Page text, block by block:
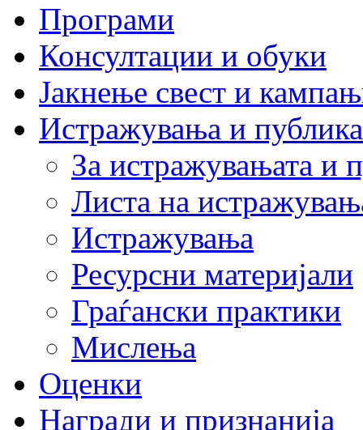
Програми
Консултации и обуки
Јакнење свест и
Истражувања и
За истражувањата и
Листа на
Истражувања
Ресурсни материјали
Граѓански практики
Мислења
Оценки
Награди и признанија